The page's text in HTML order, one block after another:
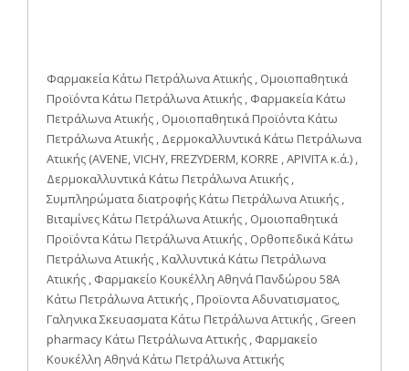
Φαρμακεία Κάτω Πετράλωνα Ατιικής , Ομοιοπαθητικά
Προϊόντα Κάτω Πετράλωνα Ατιικής , Φαρμακεία Κάτω
Πετράλωνα Ατιικής , Ομοιοπαθητικά Προϊόντα Κάτω
Πετράλωνα Ατιικής , Δερμοκαλλυντικά Κάτω Πετράλωνα
Ατιικής (AVENE, VICHY, FREZYDERM, KORRE , APIVITA κ.ά.) ,
Δερμοκαλλυντικά Κάτω Πετράλωνα Ατιικής ,
Συμπληρώματα διατροφής Κάτω Πετράλωνα Ατιικής ,
Βιταμίνες Κάτω Πετράλωνα Ατιικής , Ομοιοπαθητικά
Προϊόντα Κάτω Πετράλωνα Ατιικής , Ορθοπεδικά Κάτω
Πετράλωνα Ατιικής , Καλλυντικά Κάτω Πετράλωνα
Ατιικής , Φαρμακείο Κουκέλλη Αθηνά Πανδώρου 58Α
Κάτω Πετράλωνα Αττικής , Προϊοντα Αδυνατισματος,
Γαληνικα Σκευασματα Κάτω Πετράλωνα Αττικής , Green
pharmacy Κάτω Πετράλωνα Αττικής , Φαρμακείο
Κουκέλλη Αθηνά Κάτω Πετράλωνα Αττικής